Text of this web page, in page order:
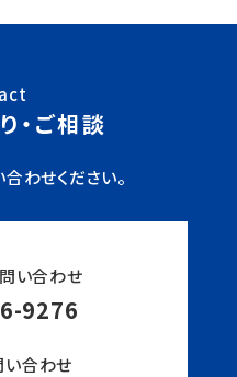
・ご相談
わせください。
い合わせ
9276
い合わせ